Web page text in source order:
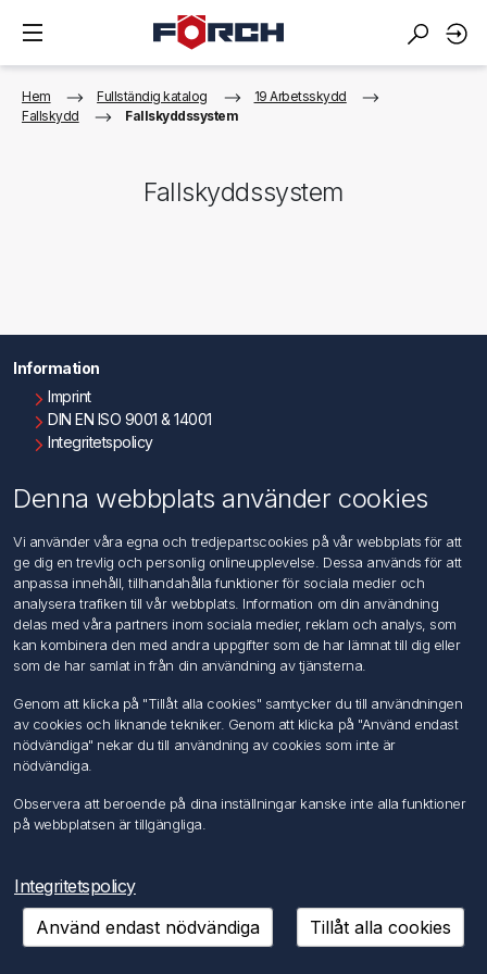
Hem Fullständig katalog
19 Arbetsskydd
Fallskydd
Fallskyddssystem
Fallskyddssystem
Information
Imprint
DIN EN ISO 9001 & 14001
Integritetspolicy
Kontakta oss
Kundtjänst
Sök
Mitt konto
Mina ordrar
Mina adresser
Följ oss
Copyright © 2026 FÖRCH Sverige AB. Alla rättigheter reserverade.
Powered bynopCommerce
Denna webbplats använder cookies
Vi använder våra egna och tredjepartscookies på vår webbplats för att
ge dig en trevlig och personlig onlineupplevelse. Dessa används för att
anpassa innehåll, tillhandahålla funktioner för sociala medier och
analysera trafiken till vår webbplats. Information om din användning
delas med våra partners inom sociala medier, reklam och analys, som
kan kombinera den med andra uppgifter som de har lämnat till dig eller
som de har samlat in från din användning av tjänsterna.
Genom att klicka på "Tillåt alla cookies" samtycker du till användningen
av cookies och liknande tekniker. Genom att klicka på "Använd endast
nödvändiga" nekar du till användning av cookies som inte är
nödvändiga.
Observera att beroende på dina inställningar kanske inte alla funktioner
på webbplatsen är tillgängliga.
Integritetspolicy
Använd endast nödvändiga
Tillåt alla cookies